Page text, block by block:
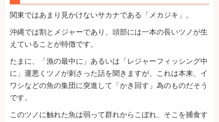
関東ではあまり見かけないサカナである「メカジキ」。
沖縄では割とメジャーであり、頭部には一本の長いツノが生
えていることが特徴です。
たまに、「漁の最中に」あるいは「レジャーフィッシング中
に」運悪くツノが刺さった話を聞きますが、これは本来、イ
ワシなどの魚の集団に突進して「かき回す」為のものだそう
です。
このツノに触れた魚は弱って群れからこぼれ、そこを捕食す